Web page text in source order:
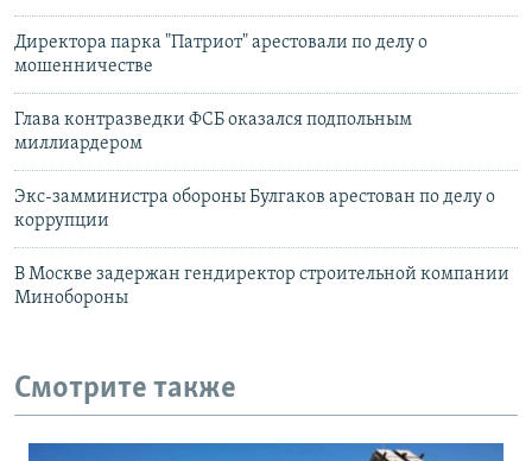
Директора парка "Патриот" арестовали по делу о
мошенничестве
Глава контразведки ФСБ оказался подпольным
миллиардером
Экс-замминистра обороны Булгаков арестован по делу о
коррупции
В Москве задержан гендиректор строительной компании
Минобороны
Смотрите также